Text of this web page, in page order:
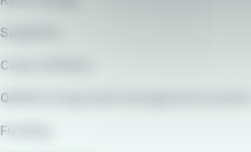
Suppliers
Code of Ethics
QARSS integrated management system
Funding